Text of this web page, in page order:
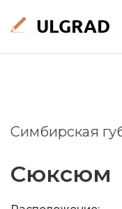
Симбирская
Сюксюм